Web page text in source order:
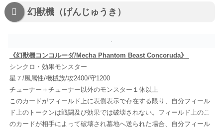
幻獣機（げんじゅうき）
《幻獣機コンコルーダ/Mecha Phantom Beast Concoruda》
シンクロ・効果モンスター
星７/風属性/機械族/攻2400/守1200
チューナー＋チューナー以外のモンスター１体以上
このカードがフィールド上に表側表示で存在する限り、自分フィール
ド上のトークンは戦闘及び効果では破壊されない。フィールド上のこ
のカードが相手によって破壊され墓地へ送られた場合、自分フィール